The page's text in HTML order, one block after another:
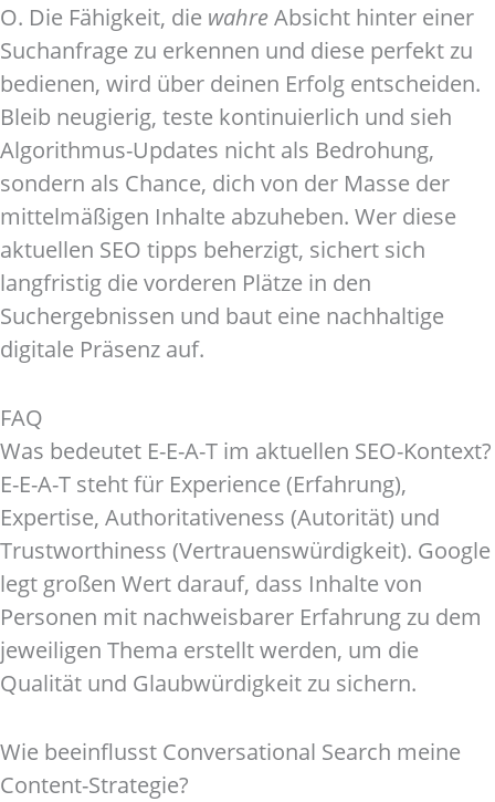
O. Die Fähigkeit, die wahreAbsicht hinter einer
Suchanfrage zu erkennen und diese perfekt zu
bedienen, wird über deinen Erfolg entscheiden.
Bleib neugierig, teste kontinuierlich und sieh
Algorithmus-Updates nicht als Bedrohung,
sondern als Chance, dich von der Masse der
mittelmäßigen Inhalte abzuheben. Wer diese
aktuellen SEO tipps beherzigt, sichert sich
langfristig die vorderen Plätze in den
Suchergebnissen und baut eine nachhaltige
digitale Präsenz auf.
FAQ
Was bedeutet E-E-A-T im aktuellen SEO-Kontext?
E-E-A-T steht für Experience (Erfahrung),
Expertise, Authoritativeness (Autorität) und
Trustworthiness (Vertrauenswürdigkeit). Google
legt großen Wert darauf, dass Inhalte von
Personen mit nachweisbarer Erfahrung zu dem
jeweiligen Thema erstellt werden, um die
Qualität und Glaubwürdigkeit zu sichern.
Wie beeinflusst Conversational Search meine
Content-Strategie?